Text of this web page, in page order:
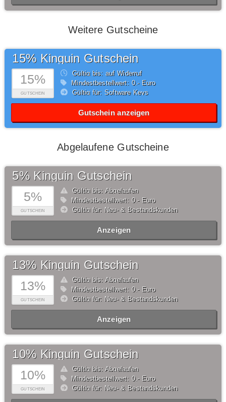
Weitere Gutscheine
15%
GUTSCHEIN
15% Kinguin Gutschein
Gültig bis: auf Widerruf
Mindestbestellwert: 0,- Euro
Gültig für: Software Keys
Gutschein anzeigen
Abgelaufene Gutscheine
5%
GUTSCHEIN
5% Kinguin Gutschein
Gültig bis: Abgelaufen
Mindestbestellwert: 0,- Euro
Gültig für: Neu- & Bestandskunden
Anzeigen
13%
GUTSCHEIN
13% Kinguin Gutschein
Gültig bis: Abgelaufen
Mindestbestellwert: 0,- Euro
Gültig für: Neu- & Bestandskunden
Anzeigen
10%
GUTSCHEIN
10% Kinguin Gutschein
Gültig bis: Abgelaufen
Mindestbestellwert: 0,- Euro
Gültig für: Neu- & Bestandskunden